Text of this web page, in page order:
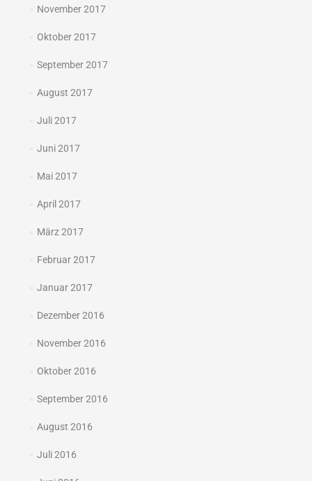
November 2017
Oktober 2017
September 2017
August 2017
Juli 2017
Juni 2017
Mai 2017
April 2017
März 2017
Februar 2017
Januar 2017
Dezember 2016
November 2016
Oktober 2016
September 2016
August 2016
Juli 2016